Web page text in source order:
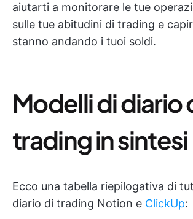
aiutarti a monitorare le tue
sulle tue abitudini di trading e
stanno andando i tuoi soldi.
Modelli di diario
trading in sintesi
Ecco una tabella riepilogativa di
diario di trading Notion e ClickUp: